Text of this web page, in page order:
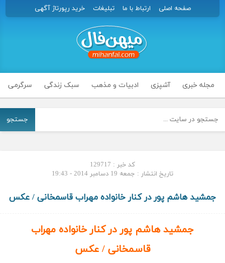
صفحه اصلی ارتباط با ما تبلیغات خرید رپورتاژ آگهی
مجله خبری آشپزی ادبیات و مذهب سبک زندگی سرگرمی
جستجو
کد خبر : 129717
تاریخ انتشار : جمعه 19 دسامبر 2014 - 19:43
جمشید هاشم پور در کنار خانواده مهراب قاسمخانی / عکس
جمشید هاشم پور در کنار خانواده مهراب
قاسمخانی / عکس